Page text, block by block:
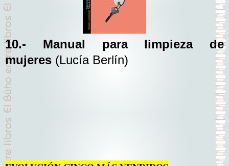
10.- Manual para limpieza de
mujeres (Lucía Berlín)